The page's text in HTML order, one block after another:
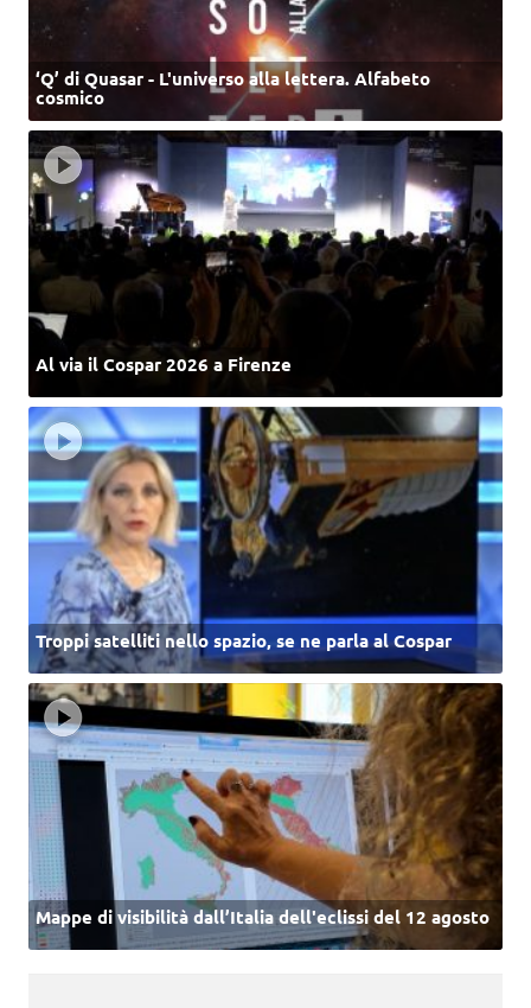
‘Q’ di Quasar - L'universo alla lettera. Alfabeto
cosmico
Al via il Cospar 2026 a Firenze
Troppi satelliti nello spazio, se ne parla al Cospar
Mappe di visibilità dall’Italia dell'eclissi del 12 agosto